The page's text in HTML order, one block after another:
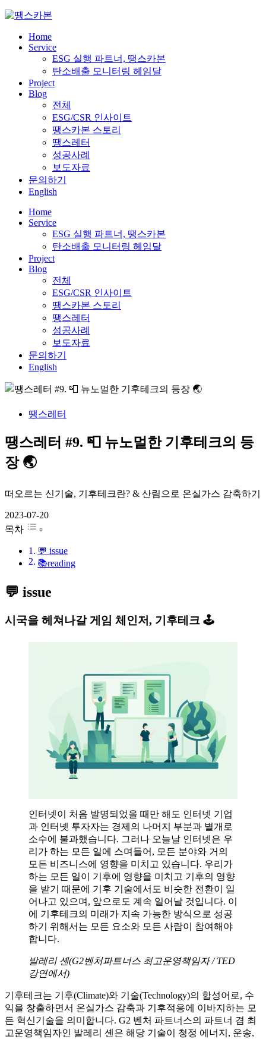
Skip
contentHome
Service
ESG 실행 파트너, 땡스카본
탄소배출 모니터링 헤임달
Project
Blog
전체
ESG/CSR 인사이트
땡스카본 스토리
땡스레터
성공사례
보도자료
문의하기
English
Home
Service
ESG 실행 파트너, 땡스카본
탄소배출 모니터링 헤임달
Project
Blog
전체
ESG/CSR 인사이트
땡스카본 스토리
땡스레터
성공사례
보도자료
문의하기
English
땡스레터
땡스레터 #9. 📮 뉴노멀한 기후테크의 등
장 🌏
떠오르는 신기술, 기후테크란? & 산림으로 온실가스 감축하기
2023-07-20
목차
💬 issue
📚reading
💬 issue
시국을 헤쳐나갈 게임 체인저, 기후테크 🕹️
인터넷이 처음 발명되었을 때만 해도 인터넷 기업
과 인터넷 투자자는 경제의 나머지 부분과 별개로
소수에 불과했습니다. 그러나 오늘날 인터넷은 우
리가 하는 모든 일에 스며들어, 모든 분야와 거의
모든 비즈니스에 영향을 미치고 있습니다. 우리가
하는 모든 일이 기후에 영향을 미치고 기후의 영향
을 받기 때문에 기후 기술에서도 비슷한 전환이 일
어나고 있으며, 앞으로도 계속 일어날 것입니다. 이
에 기후테크의 미래가 지속 가능한 방식으로 성공
하기 위해서는 모든 요소와 모든 사람이 참여해야
합니다.
발레리 셴(G2벤처파트너스 최고운영책임자 / TED
강연에서)
기후테크는 기후(Climate)와 기술(Technology)의 합성어로, 수
익을 창출하면서 온실가스 감축과 기후적응에 이바지하는 모
든 혁신기술을 의미합니다. G2 벤처 파트너스의 파트너 겸 최
고운영책임자인 발레리 셴은 해당 기술이 청정 에너지, 운송,